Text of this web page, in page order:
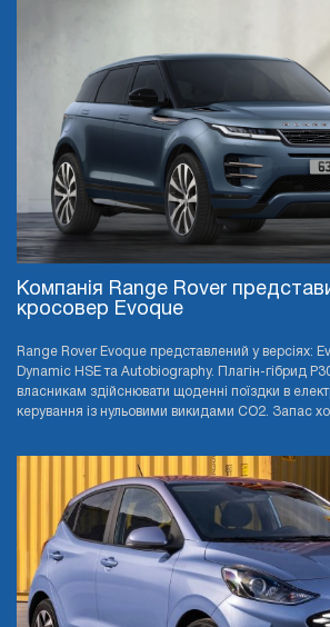
Компанія Range Rover
кросовер Evoque
Range Rover Evoque представлений у версіях:
Dynamic HSE та Autobiography. Плагін-гібрид
власникам здійснювати щоденні поїздки в
керування із нульовими викидами CO2. Запас